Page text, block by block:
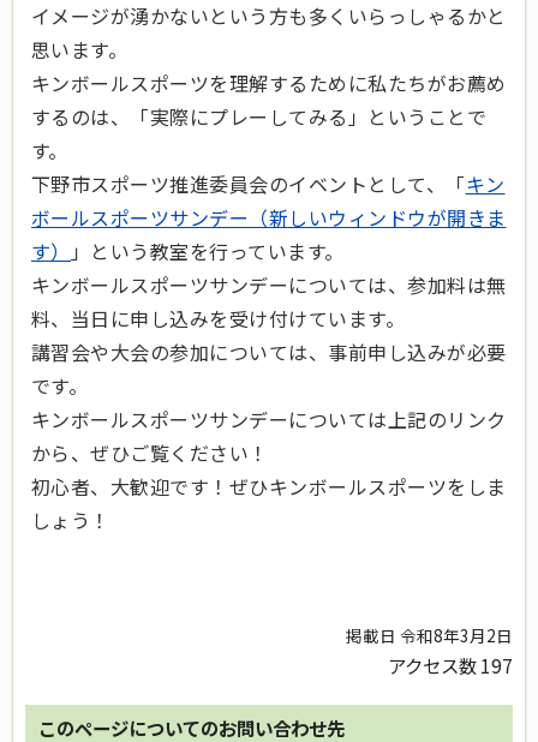
イメージが湧かないという方も多くいらっしゃるかと
思います。
キンボールスポーツを理解するために私たちがお薦め
するのは、「実際にプレーしてみる」ということで
す。
下野市スポーツ推進委員会のイベントとして、「キン
ボールスポーツサンデー（新しいウィンドウが開きま
す）
」という教室を行っています。
キンボールスポーツサンデーについては、参加料は無
料、当日に申し込みを受け付けています。
講習会や大会の参加については、事前申し込みが必要
です。
キンボールスポーツサンデーについては上記のリンク
から、ぜひご覧ください！
初心者、大歓迎です！ぜひキンボールスポーツをしま
しょう！
掲載日 令和8年3月2日
アクセス数197
このページについてのお問い合わせ先